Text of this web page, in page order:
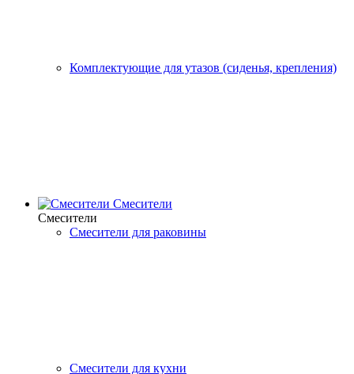
Комплектующие для утазов (сиденья, крепления)
Смесители
Смесители
Смесители для раковины
Смесители для кухни